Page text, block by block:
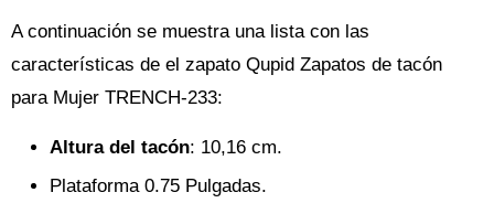
A continuación se muestra una lista con las
características de el zapato Qupid Zapatos de tacón
para Mujer TRENCH-233:
Altura del tacón: 10,16 cm.
Plataforma 0.75 Pulgadas.